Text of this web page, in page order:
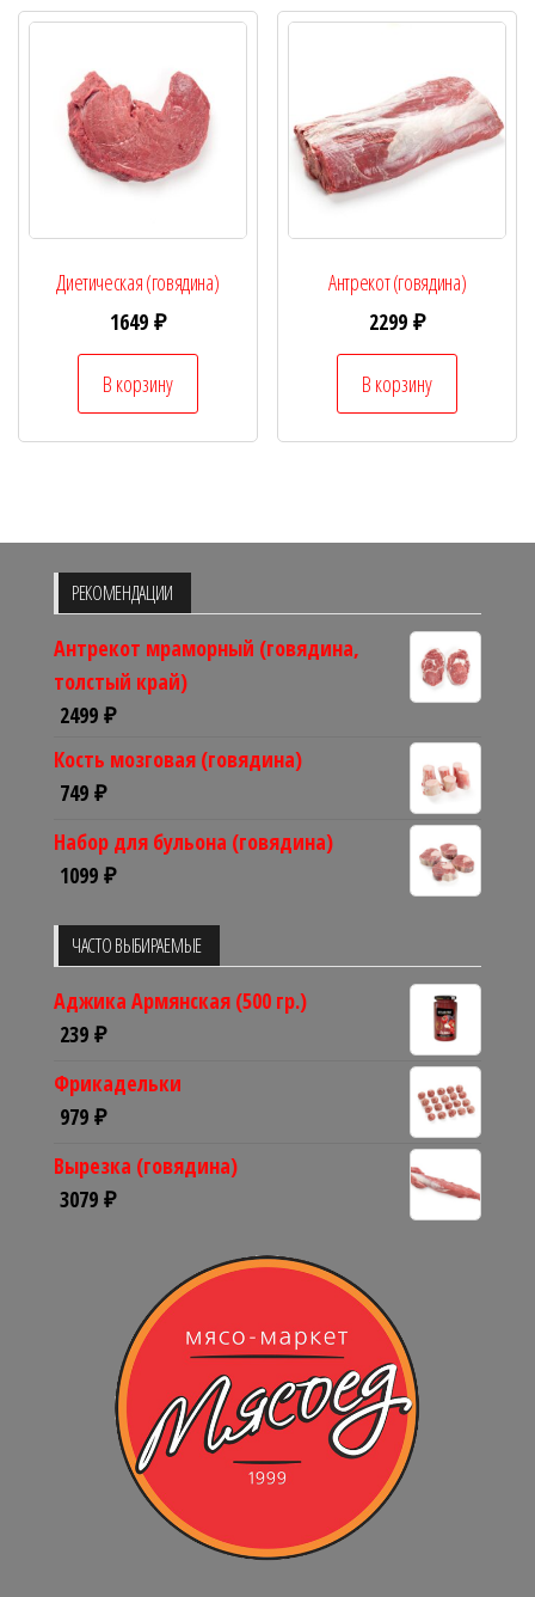
Диетическая (говядина)
1649 ₽
В корзину
Антрекот (говядина)
2299₽
В корзину
РЕКОМЕНДАЦИИ
Антрекот мраморный (говядина,
толстый край)
2499 ₽
Кость мозговая (говядина)
749 ₽
Набор для бульона (говядина)
1099 ₽
ЧАСТО ВЫБИРАЕМЫЕ
Аджика Армянская (500 гр.)
239 ₽
Фрикадельки
979 ₽
Вырезка (говядина)
3079 ₽